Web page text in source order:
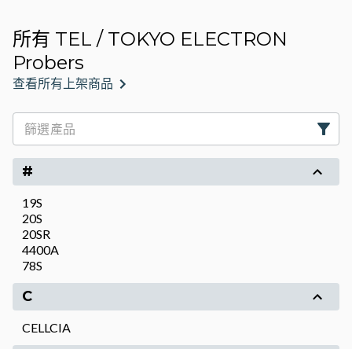
所有 TEL / TOKYO ELECTRON
Probers
查看所有上架商品
#
19S
20S
20SR
4400A
78S
C
CELLCIA